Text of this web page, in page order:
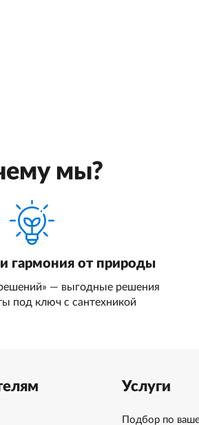
мы?
гармония от природы
— выгодные решения
под ключ с сантехникой
Услуги
Подбор по